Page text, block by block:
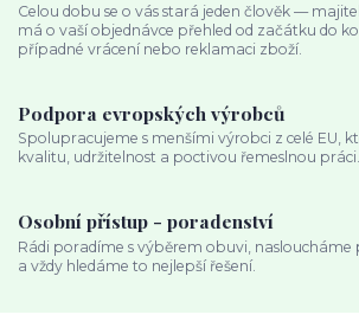
Celou dobu se o vás stará jeden člověk —
má o vaší objednávce přehled od začátku do
případné vrácení nebo reklamaci zboží.
Podpora evropských výrobců
Spolupracujeme s menšími výrobci z celé EU,
kvalitu, udržitelnost a poctivou řemeslnou práci.
Osobní přístup - poradenství
Rádi poradíme s výběrem obuvi,
a vždy hledáme to nejlepší řešení.